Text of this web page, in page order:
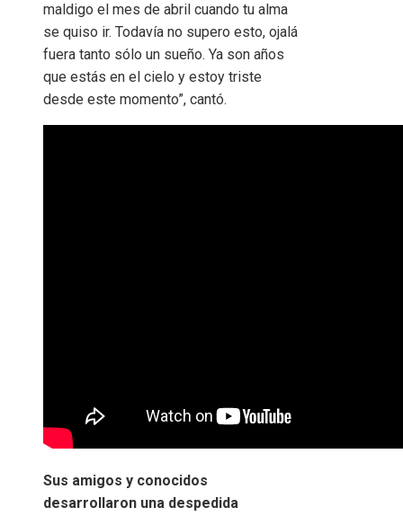
maldigo el mes de abril cuando tu alma
se quiso ir. Todavía no supero esto, ojalá
fuera tanto sólo un sueño. Ya son años
que estás en el cielo y estoy triste
desde este momento”, cantó.
Sus amigos y conocidos
desarrollaron una despedida